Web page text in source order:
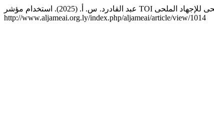
http://www.aljameai.org.ly/index.php/aljameai/article/view/1014